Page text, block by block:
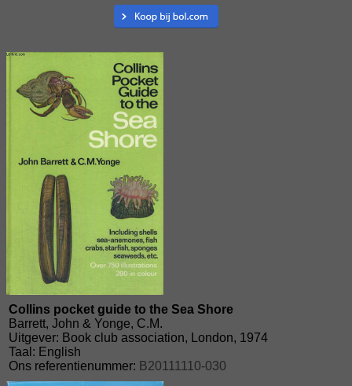
Collins pocket guide to the Sea Shore
Barrett, John & Yonge, C.M.
Uitgever: Book club association, London, 1974
Taal: English
Ons referentienummer: B20111110-030